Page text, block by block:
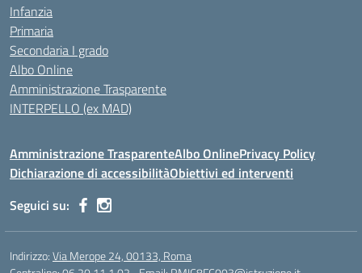
Infanzia
Primaria
Secondaria I grado
Albo Online
Amministrazione Trasparente
INTERPELLO (ex MAD)
Amministrazione TrasparenteAlbo OnlinePrivacy Policy
Dichiarazione di accessibilitàObiettivi ed interventi
Seguici su:
Indirizzo:Via Merope 24, 00133, Roma